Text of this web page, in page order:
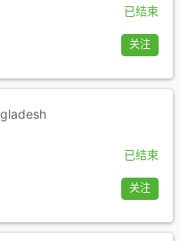
已结束
关注
已结束
关注